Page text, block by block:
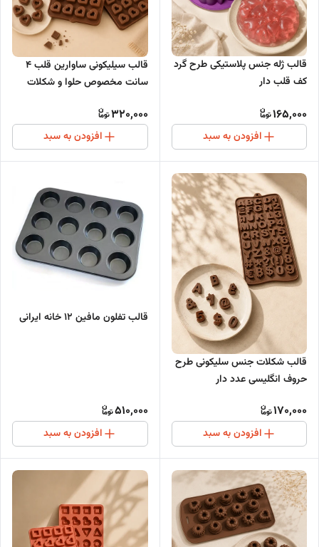
قالب ژله جنس پلاستیکی طرح گرد
کف قلب دار
165,000
افزودن به سبد
قالب سیلیکونی ساوارین قلب 4
سانت مخصوص حلوا و شکلات
320,000
افزودن به سبد
قالب شکلات جنس سلیکونی طرح
حروف انگلیسی عدد دار
170,000
افزودن به سبد
قالب تفلون مافین 12 خانه ایرانی
510,000
افزودن به سبد